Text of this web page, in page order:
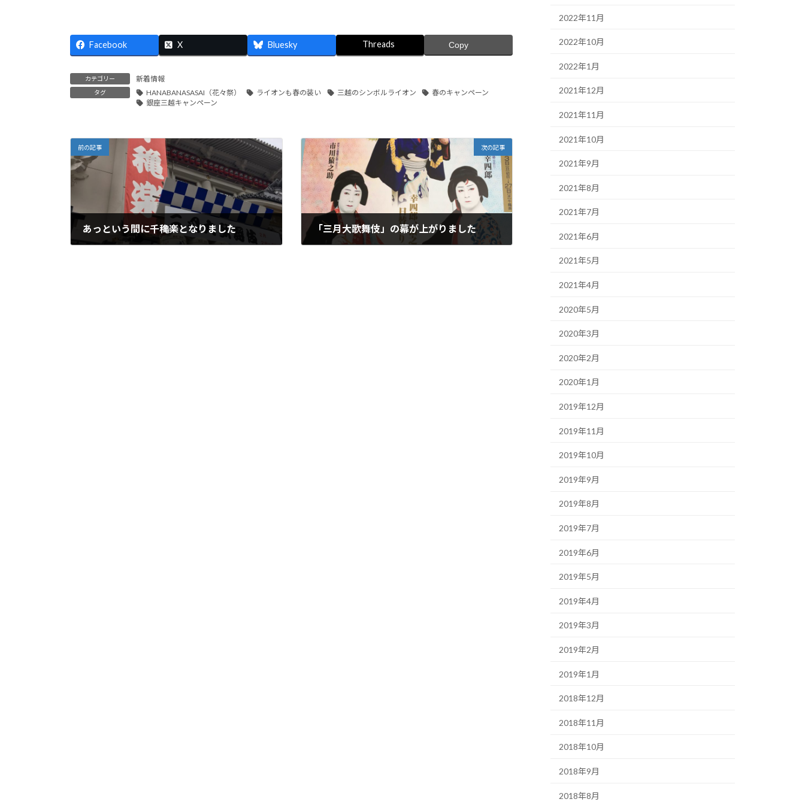
Facebook X Bluesky Threads Copy
カテゴリー 新着情報
タグ HANABANASASAI（花々祭） ライオンも春の装い 三越のシンボルライオン
春のキャンペーン
銀座三越キャンペーン
前の記事
あっという間に千穐楽となりました
次の記事
「三月大歌舞伎」の幕が上がりました
2022年11月
2022年10月
2022年1月
2021年12月
2021年11月
2021年10月
2021年9月
2021年8月
2021年7月
2021年6月
2021年5月
2021年4月
2020年5月
2020年3月
2020年2月
2020年1月
2019年12月
2019年11月
2019年10月
2019年9月
2019年8月
2019年7月
2019年6月
2019年5月
2019年4月
2019年3月
2019年2月
2019年1月
2018年12月
2018年11月
2018年10月
2018年9月
2018年8月